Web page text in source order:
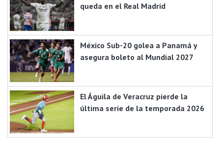
queda en el Real Madrid
México Sub-20 golea a Panamá y
asegura boleto al Mundial 2027
El Águila de Veracruz pierde la
última serie de la temporada 2026